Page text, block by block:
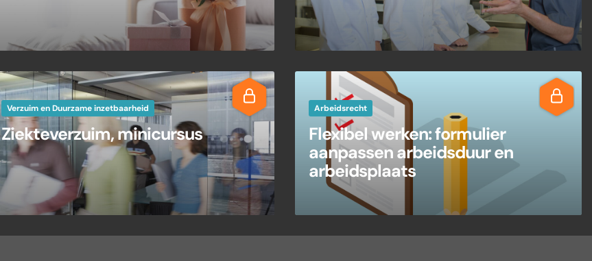
Verzuim en Duurzame inzetbaarheid
Ziekteverzuim, minicursus
Arbeidsrecht
Flexibel werken: formulier
aanpassen arbeidsduur en
arbeidsplaats